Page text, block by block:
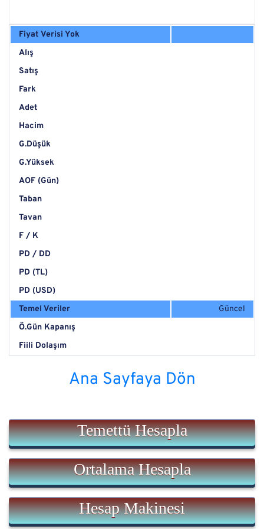
Fiyat Verisi Yok
Alış
Satış
Fark
Adet
Hacim
G.Düşük
G.Yüksek
AOF (Gün)
Taban
Tavan
F / K
PD / DD
PD (TL)
PD (USD)
Temel Veriler
Güncel
Ö.Gün Kapanış
Fiili Dolaşım
Ana Sayfaya Dön
Temettü Hesapla
Ortalama Hesapla
Hesap Makinesi